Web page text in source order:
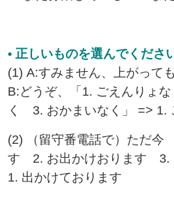
• 正しいものを選んでくださ
(1) A:すみません、上がって
B:どうぞ、「1. ごえんりょ
く 3. おかまいなく」 => 1.
(2) （留守番電話で）ただ今
す 2. お出かけおります 3.
1. 出かけております